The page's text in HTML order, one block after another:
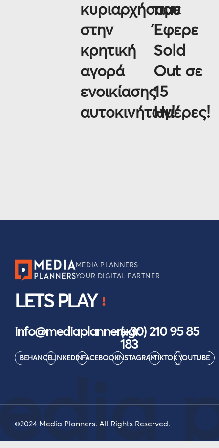
κυριαρχήσαμε
στην
κρητική
αγορά
ενοικίασης
αυτοκινήτων!
που
Έφερε
Sold
Out σε
15
Ημέρες!
MEDIA PLANNERS |
YOUR DIGITAL PARTNER
LETS PLAY
info@mediaplanners.gr(+30) 210 95 85
183
BEHANCELINKEDINFACEBOOKINSTAGRAMTIKTOKYOUTUBE
©2024 Media Planners. All Rights Reserved.